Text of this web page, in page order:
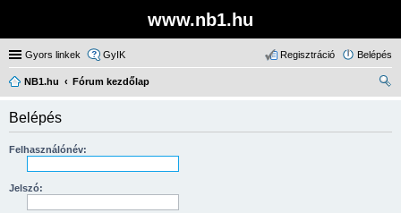
www.nb1.hu
Gyors linkek GyIK Belépés
Regisztráció
NB1.hu
Fórum kezdőlap
Belépés
Felhasználónév:
Jelszó: